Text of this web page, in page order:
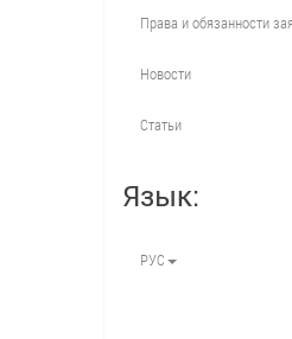
Права и обязанности
Новости
Статьи
Язык:
РУС